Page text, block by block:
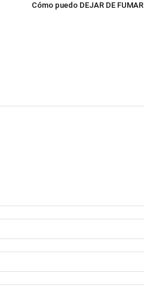
Cómo puedo DEJAR DE FUMAR